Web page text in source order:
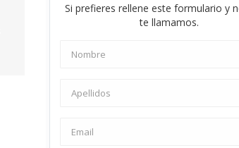
Si prefieres rellene este formulario y
te llamamos.